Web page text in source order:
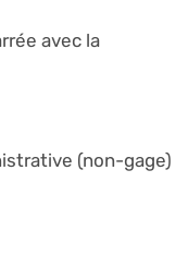
avec la
(non-gage)